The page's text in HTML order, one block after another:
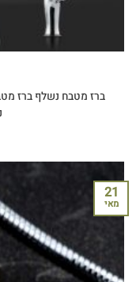
21
מאי